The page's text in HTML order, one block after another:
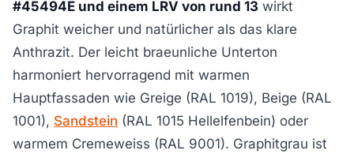
#45494E und einem LRV von rund 13 wirkt
Graphit weicher und natürlicher als das klare
Anthrazit. Der leicht braeunliche Unterton
harmoniert hervorragend mit warmen
Hauptfassaden wie Greige (RAL 1019), Beige (RAL
1001), Sandstein (RAL 1015 Hellelfenbein) oder
warmem Cremeweiss (RAL 9001). Graphitgrau ist